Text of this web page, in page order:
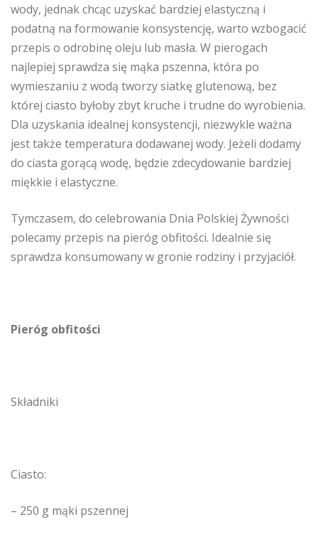
wody, jednak chcąc uzyskać bardziej elastyczną i
podatną na formowanie konsystencję, warto wzbogacić
przepis o odrobinę oleju lub masła. W pierogach
najlepiej sprawdza się mąka pszenna, która po
wymieszaniu z wodą tworzy siatkę glutenową, bez
której ciasto byłoby zbyt kruche i trudne do wyrobienia.
Dla uzyskania idealnej konsystencji, niezwykle ważna
jest także temperatura dodawanej wody. Jeżeli dodamy
do ciasta gorącą wodę, będzie zdecydowanie bardziej
miękkie i elastyczne.
Tymczasem, do celebrowania Dnia Polskiej Żywności
polecamy przepis na pieróg obfitości. Idealnie się
sprawdza konsumowany w gronie rodziny i przyjaciół.
Pieróg obfitości
Składniki
Ciasto:
– 250 g mąki pszennej